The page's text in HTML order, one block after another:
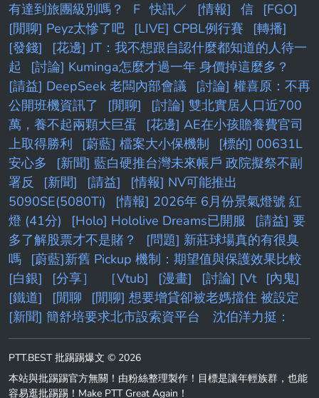
有達到旅團級別嗎？
F 快訊／ [情報] 信
[FGO]
[閒聊] Peyz太慘了吧
[LIVE] CPBL例行賽
[轉播]
[發錢]
[花邊] JT：我不想跟自認什麼都知道的人待一
起
[討論] Kuminga怎麼才過一年 身價掉這麼多？
[請益] DeepSeek 老闆內部會議
[討論] 權喜原：不再
公開班機資訊了
[閒聊]
[討論] 雙北實居人口近700
萬，養不起兩顆大巨蛋
[花邊] AE在小孩贍養費官司
上取得勝利
[蔚藍] 檔案大小保機制
[標的] 00631L
安心多
[新聞] 藍白硬推台灣未來帳戶 政院擬祭不副
署反
[新聞] [請益]
[情報] NV可能推出
5090SE(5080Ti)
[情報] 2026年 6月份景氣燈號 紅
燈 (41分)
[Holo] Hololive Dreams已開服
[請益] 要
多了解股票才不是賭？
[問題] 新莊球場真的有很臭
嗎
[蔚藍]新舊 Pickup 機制：期望值與保護效果比較
[白銀]
[分享］ ［Vtub] [漫畫] [討論] [Vt
[內鬼]
[鐵道]
[閒聊
[閒聊] 想要增貸卻被老媽擋住 被設定
[新聞] 簡舒培要求北市設索資平台 沈伯洋力挺：
PTT.BEST 批踢踢爆文 © 2026
本站與批踢踢官方無關！由粉絲整理製作！目標是讓年輕族群，也能
容易逛批踢踢！Make PTT Great Again！